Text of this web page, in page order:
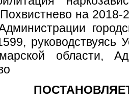
Похвистнево на
руководствуясь
области,